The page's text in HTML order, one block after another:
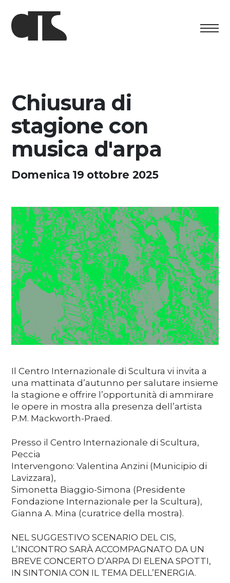
Programme culturel
Artists in Residence
Fondation
Media
Soutenez
DE EN FR IT
Chiusura di
stagione con
musica d'arpa
Domenica 19 ottobre 2025
Il Centro Internazionale di Scultura vi invita a
una mattinata d’autunno per salutare insieme
la stagione e offrire l’opportunità di ammirare
le opere in mostra alla presenza dell’artista
P.M. Mackworth-Praed.
Presso il Centro Internazionale di Scultura,
Peccia
Intervengono: Valentina Anzini (Municipio di
Lavizzara),
Simonetta Biaggio-Simona (Presidente
Fondazione Internazionale per la Scultura),
Gianna A. Mina (curatrice della mostra).
NEL SUGGESTIVO SCENARIO DEL CIS,
L’INCONTRO SARÀ ACCOMPAGNATO DA UN
BREVE CONCERTO D’ARPA DI ELENA SPOTTI,
IN SINTONIA CON IL TEMA DELL’ENERGIA.